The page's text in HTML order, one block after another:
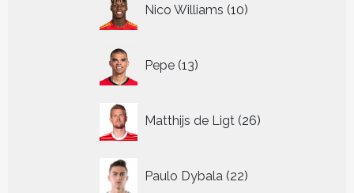
Nico Williams 10
producten
Pepe 13
producten
Matthijs de Ligt 26
producten
Paulo Dybala 22
producten